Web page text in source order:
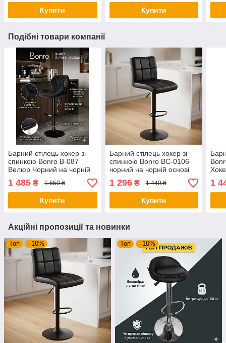
Купити Купити
Подібні товари компанії
Барний стілець хокер зі
спинкою Bonro B-087
Велюр Чорний на чорній
основі для кухні та кафе
1 485 ₴ 1 650 ₴
Купити
Барний стілець хокер зі
спинкою Bonro BC-0106
чорний на чорній основі
(екошкіра для кухні бару
салону)
1 296₴ 1 440 ₴
Купити
1
Акційні пропозиції та новинки
Топ –10% Топ –10%